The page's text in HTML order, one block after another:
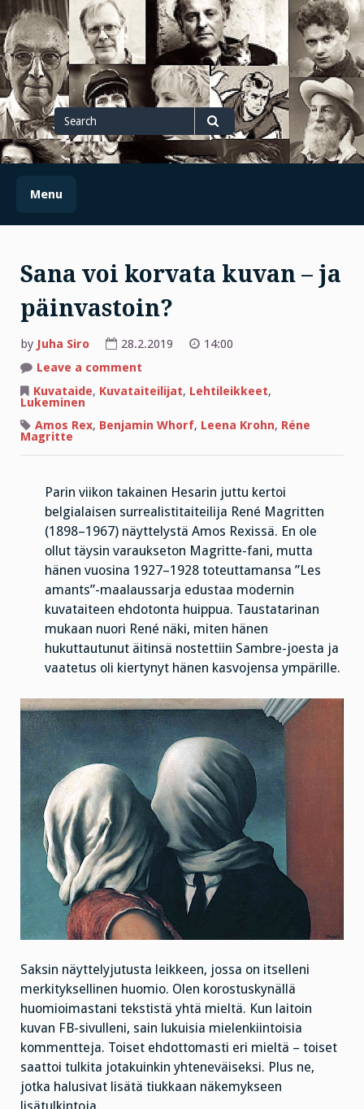
Skip
to
content
Search
for
Search
Menu
Sana voi korvata kuvan – ja
päinvastoin?
by Juha Siro 28.2.2019
14:00
Leave a comment
voi
korvata
–
Kuvataide, Kuvataiteilijat, Lehtileikkeet,
Lukeminen
Amos Rex, Benjamin Whorf, Leena Krohn, Réne
Magritte
Parin viikon takainen Hesarin juttu kertoi
belgialaisen surrealistitaiteilija René Magritten
(1898–1967) näyttelystä Amos Rexissä. En ole
ollut täysin varaukseton Magritte-fani, mutta
hänen vuosina 1927–1928 toteuttamansa ”Les
amants”-maalaussarja edustaa modernin
kuvataiteen ehdotonta huippua. Taustatarinan
mukaan nuori René näki, miten hänen
hukuttautunut äitinsä nostettiin Sambre-joesta ja
vaatetus oli kiertynyt hänen kasvojensa ympärille.
Saksin näyttelyjutusta leikkeen, jossa on itselleni
merkityksellinen huomio. Olen korostuskynällä
huomioimastani tekstistä yhtä mieltä. Kun laitoin
kuvan FB-sivulleni, sain lukuisia mielenkiintoisia
kommentteja. Toiset ehdottomasti eri mieltä – toiset
saattoi tulkita jotakuinkin yhteneväiseksi. Plus ne,
jotka halusivat lisätä tiukkaan näkemykseen